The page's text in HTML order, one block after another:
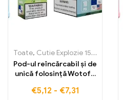
Toate, Cutie Explozie 15000 Pufuri
Pod-ul reîncărcabil și de
unică folosință Wotofo
un gust intens care
€5,12 - €7,31